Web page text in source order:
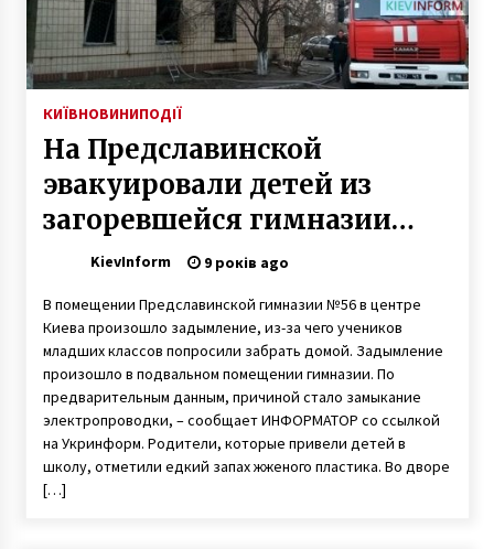
Старовинна святошинська дача опинилась
під загрозою знесення
Kyiv Art Week-2019 триватиме у столиці з 20
7 років ago
«Київміськбуд» добудує об’єкти «Укрбуду»
У Києві невідомі в чорному розгромили
гаражний комплекс
8 років ago
Надстройку на Доме профсоюзов начнут
демонтировать 23 ноября
КИЇВНОВИНИПОДІЇ
На Предславинской
эвакуировали детей из
загоревшейся гимназии
(ФОТО)
KievInform 9 років ago
В помещении Предславинской гимназии №56 в центре
Киева произошло задымление, из-за чего учеников
младших классов попросили забрать домой. Задымление
произошло в подвальном помещении гимназии. По
предварительным данным, причиной стало замыкание
электропроводки, – сообщает ИНФОРМАТОР со ссылкой
на Укринформ. Родители, которые привели детей в
школу, отметили едкий запах жженого пластика. Во дворе
[…]